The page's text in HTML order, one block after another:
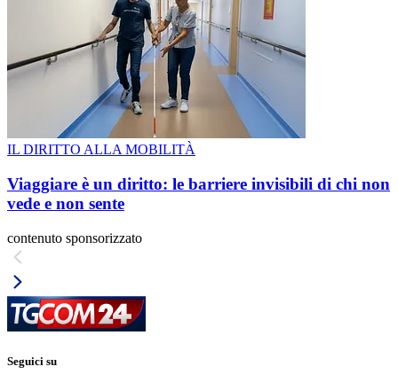
IL DIRITTO ALLA MOBILITÀ
Viaggiare è un diritto: le barriere invisibili di chi non
vede e non sente
contenuto sponsorizzato
Seguici su